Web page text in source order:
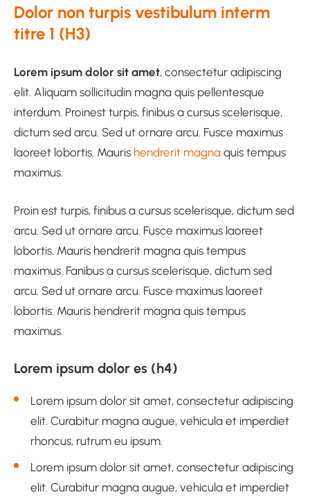
Dolor non turpis vestibulum interm
titre 1 (H3)
Lorem ipsum dolor sit amet, consectetur adipiscing
elit. Aliquam sollicitudin magna quis pellentesque
interdum. Proinest turpis, finibus a cursus scelerisque,
dictum sed arcu. Sed ut ornare arcu. Fusce maximus
laoreet lobortis. Mauris hendrerit magnaquis tempus
maximus.
Proin est turpis, finibus a cursus scelerisque, dictum sed
arcu. Sed ut ornare arcu. Fusce maximus laoreet
lobortis. Mauris hendrerit magna quis tempus
maximus. Fanibus a cursus scelerisque, dictum sed
arcu. Sed ut ornare arcu. Fusce maximus laoreet
lobortis. Mauris hendrerit magna quis tempus
maximus.
Lorem ipsum dolor es (h4)
Lorem ipsum dolor sit amet, consectetur adipiscing
elit. Curabitur magna augue, vehicula et imperdiet
rhoncus, rutrum eu ipsum.
Lorem ipsum dolor sit amet, consectetur adipiscing
elit. Curabitur magna augue, vehicula et imperdiet